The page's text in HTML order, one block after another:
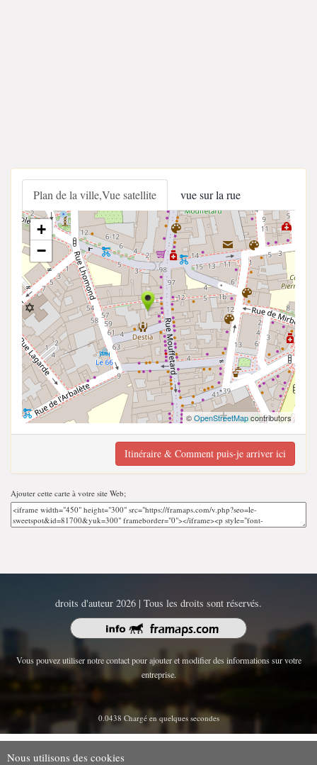
Plan de la ville,Vue satellite vue sur la rue
+
−
©OpenStreetMapcontributors
Itinéraire & Comment puis-je arriver ici
Ajouter cette carte à votre site Web;
droits d'auteur 2026 | Tous les droits sont réservés.
Vous pouvez utiliser notre contact pour ajouter et modifier des informations sur votre
entreprise.
0.0438 Chargé en quelques secondes
Nous utilisons des cookies